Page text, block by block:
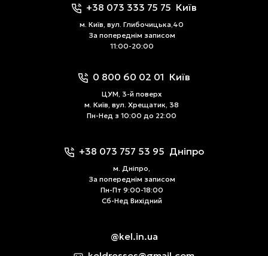
+38 073 333 75 75 Київ
м. Київ, вул. Глибочицька,40
За попереднім записом
11:00-20:00
0 800 60 02 01 Київ
ЦУМ, 3-й поверх
м. Київ, вул. Хрещатик, 38
Пн-Нед з 10:00 до 22:00
+38 073 757 53 95 Дніпро
м. Дніпро,
За попереднім записом
Пн-Пт 9:00-18:00
Сб-Нед Вихідний
@kel.in.ua